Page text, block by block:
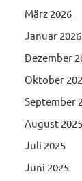
März 2026
Januar 2026
Dezember
Oktober
September
August 2025
Juli 2025
Juni 2025